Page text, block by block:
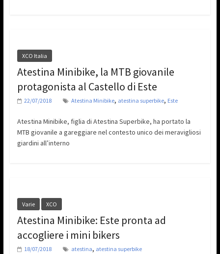
XCO Italia
Atestina Minibike, la MTB giovanile
protagonista al Castello di Este
22/07/2018 Atestina Minibike, atestina superbike, Este
Atestina Minibike, figlia di Atestina Superbike, ha portato la
MTB giovanile a gareggiare nel contesto unico dei meravigliosi
giardini all’interno
Varie XCO
Atestina Minibike: Este pronta ad
accogliere i mini bikers
18/07/2018 atestina, atestina superbike